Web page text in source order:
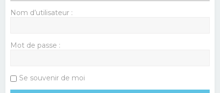
Nom d’utilisateur :
Mot de passe :
Se souvenir de moi